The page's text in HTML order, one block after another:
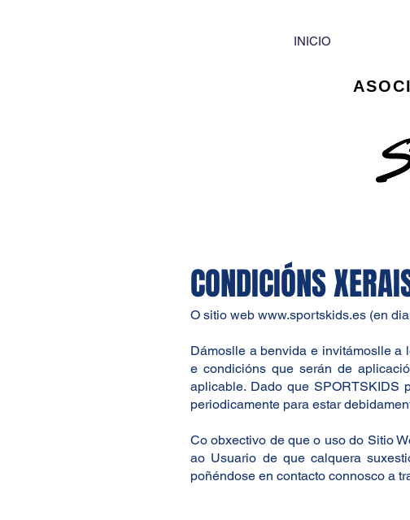
INICIO
CONDICIÓNS
O sitio web www.sportskids.es (en
Dámoslle a benvida e invitámoslle a
e condicións que serán de
aplicable. Dado que SPORTSKIDS
periodicamente para estar
Co obxectivo de que o uso do Sitio
ao Usuario de que calquera
poñéndose en contacto connosco a